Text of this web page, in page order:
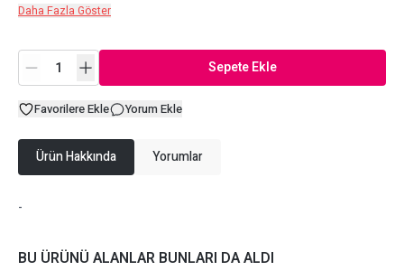
Daha Fazla Göster
Sepete Ekle
Favorilere Ekle Yorum Ekle
Ürün Hakkında Yorumlar
-
BU ÜRÜNÜ ALANLAR BUNLARI DA ALDI